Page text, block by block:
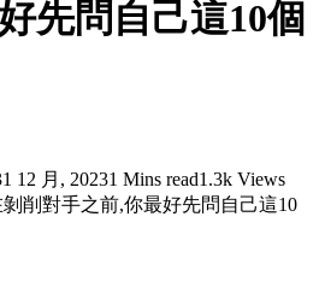
先問自己這10個
12 月, 20231 Mins read1.3k Views